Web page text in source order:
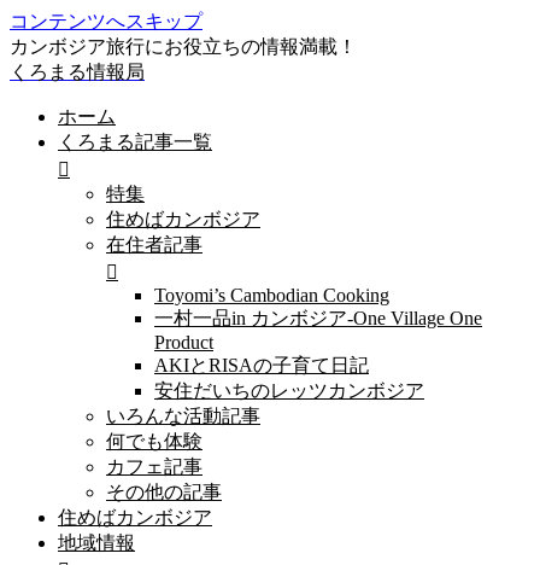
コンテンツへスキップ
カンボジア旅行にお役立ちの情報満載！
くろまる情報局
ホーム
くろまる記事一覧
特集
住めばカンボジア
在住者記事
Toyomi’s Cambodian Cooking
一村一品in カンボジア-One Village One
Product
AKIとRISAの子育て日記
安住だいちのレッツカンボジア
いろんな活動記事
何でも体験
カフェ記事
その他の記事
住めばカンボジア
地域情報